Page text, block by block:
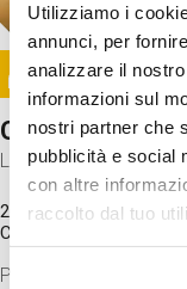
Utilizziamo i
annunci, per
analizzare il
informazioni sul
nostri partner che
pubblicità e social
con altre
raccolto dal tuo
Selezione
Image
Come
Laboratorio
20 Set 2026 / 11:15 -
Costo
Proveremo a